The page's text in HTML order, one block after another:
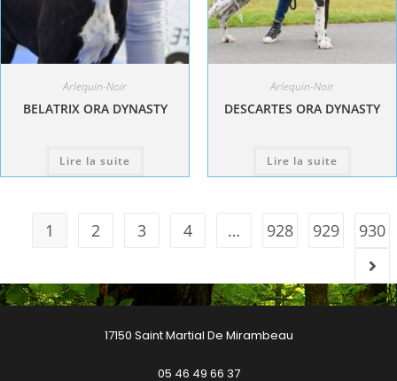
Arlequin-Noir
BELATRIX ORA DYNASTY
Lire la suite
Arlequin-Noir
DESCARTES ORA DYNASTY
Lire la suite
1 2 3 4 … 928 929 930
17150 Saint Martial De Mirambeau
05 46 49 66 37